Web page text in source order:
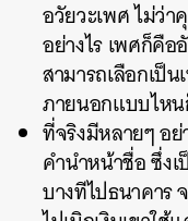
อวัยวะเพศ ไม่ว่
อย่างไร เพศก็คื
สามารถเลือกเป็
ภายนอกแบบไห
ที่จริงมีหลายๆ อ
คำนำหน้าชื่อ ซึ่ง
บางทีไปธนาคาร